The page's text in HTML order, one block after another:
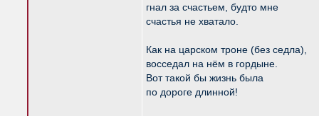
гнал за счастьем, будто мне
счастья не хватало.
Как на царском троне (без седла),
восседал на нём в гордыне.
Вот такой бы жизнь была
по дороге длинной!